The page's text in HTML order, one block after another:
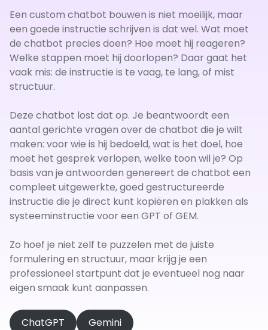
Een custom chatbot bouwen is niet moeilijk, maar
een goede instructie schrijven is dat wel. Wat moet
de chatbot precies doen? Hoe moet hij reageren?
Welke stappen moet hij doorlopen? Daar gaat het
vaak mis: de instructie is te vaag, te lang, of mist
structuur.
Deze chatbot lost dat op. Je beantwoordt een
aantal gerichte vragen over de chatbot die je wilt
maken: voor wie is hij bedoeld, wat is het doel, hoe
moet het gesprek verlopen, welke toon wil je? Op
basis van je antwoorden genereert de chatbot een
compleet uitgewerkte, goed gestructureerde
instructie die je direct kunt kopiëren en plakken als
systeeminstructie voor een GPT of GEM.
Zo hoef je niet zelf te puzzelen met de juiste
formulering en structuur, maar krijg je een
professioneel startpunt dat je eventueel nog naar
eigen smaak kunt aanpassen.
ChatGPT Gemini